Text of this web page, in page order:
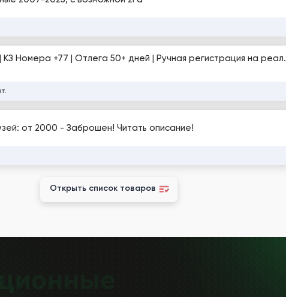
КЗ Номера +77 | Отлега 50+ дней | Ручная регистрация на реал.
от 2000 - Заброшен! Читать описание!
Открыть список товаров